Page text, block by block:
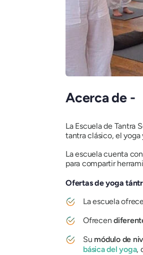
Acerca de -
La Escuela de Tantra
tantra clásico, el
La escuela cuenta
para compartir
Ofertas de yoga
La escuela
Ofrecen
Su módulo de
básica del yoga,